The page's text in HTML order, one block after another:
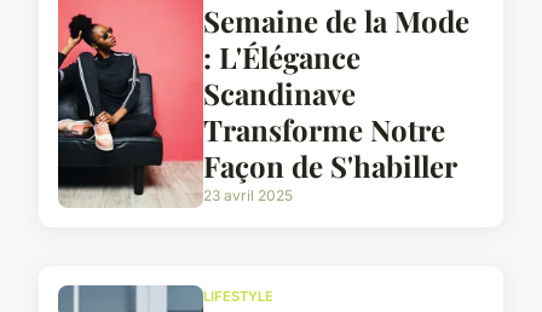
Semaine de la Mode
: L'Élégance
Scandinave
Transforme Notre
Façon de S'habiller
23 avril 2025
LIFESTYLE